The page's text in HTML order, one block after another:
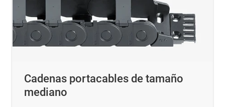
Cadenas portacables de tamaño
mediano